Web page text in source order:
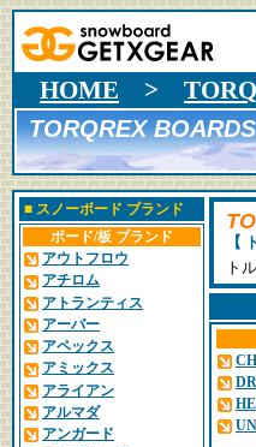
HOME >
TORQREX BOARDS
■ スノーボード ブランド
ボード/板 ブランド
アウトフロウ
アチロム
アトランティス
アーバー
アペックス
アミックス
アライアン
アルマダ
アンガード
【
ト